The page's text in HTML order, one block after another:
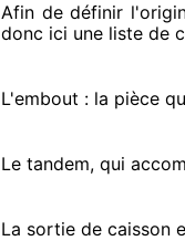
Afin de définir
donc ici une liste de
L'embout : la pièce
Le tandem, qui
La sortie de caisson